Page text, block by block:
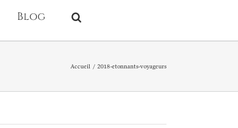
Blog
Accueil 2018-etonnants-voyageurs